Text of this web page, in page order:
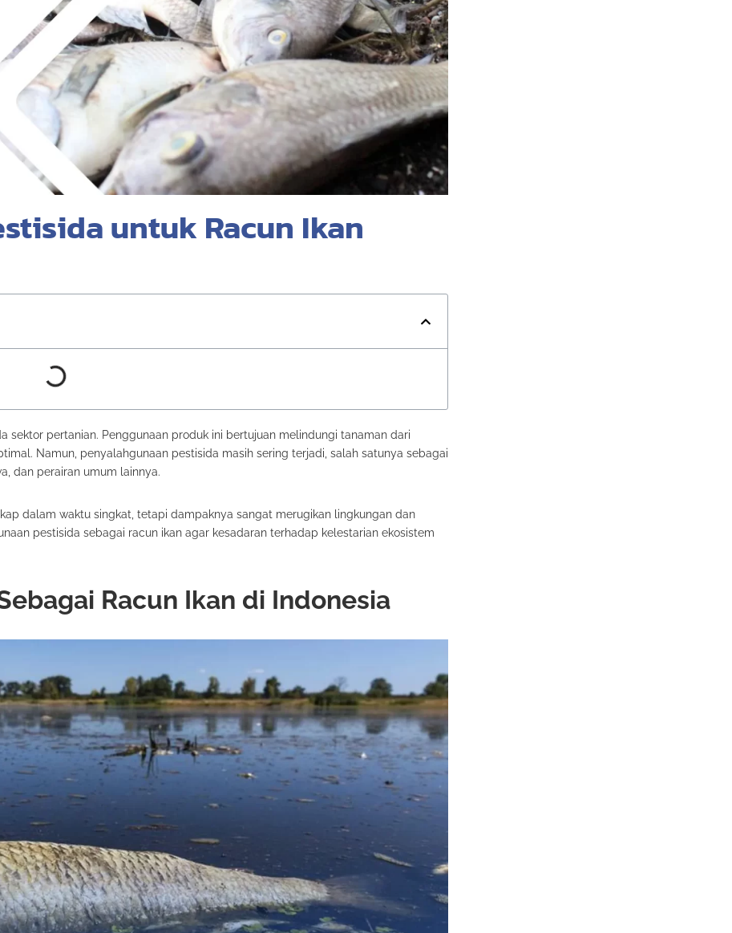
untuk Racun Ikan
sektor pertanian. Penggunaan produk ini bertujuan melindungi tanaman dari
Namun, penyalahgunaan pestisida masih sering terjadi, salah satunya sebagai
dan perairan umum lainnya.
dalam waktu singkat, tetapi dampaknya sangat merugikan lingkungan dan
pestisida sebagai racun ikan agar kesadaran terhadap kelestarian ekosistem
Racun Ikan di Indonesia